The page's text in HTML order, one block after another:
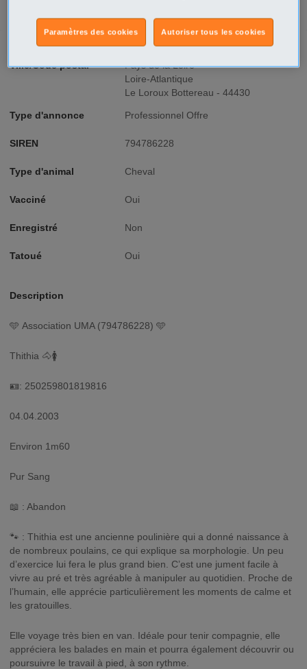
600€
Ville/Code postal
Pays de la Loire
Loire-Atlantique
Le Loroux Bottereau - 44430
Type d'annonce Professionnel Offre
SIREN 794786228
Type d'animal Cheval
Vacciné Oui
Enregistré Non
Tatoué Oui
Description
🩵 Association UMA (794786228) 🩵
Thithia 🐴🚺
🪪: 250259801819816
04.04.2003
Environ 1m60
Pur Sang
📖 : Abandon
🐾 : Thithia est une ancienne poulinière qui a donné naissance à
de nombreux poulains, ce qui explique sa morphologie. Un peu
d’exercice lui fera le plus grand bien. C’est une jument facile à
vivre au pré et très agréable à manipuler au quotidien. Proche de
l’humain, elle apprécie particulièrement les moments de calme et
les gratouilles.
Elle voyage très bien en van. Idéale pour tenir compagnie, elle
appréciera les balades en main et pourra également découvrir ou
poursuivre le travail à pied, à son rythme.
Autoriser tous les cookies
Paramètres des cookies